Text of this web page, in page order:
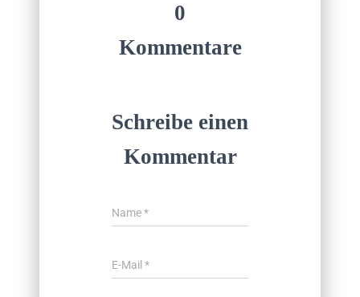
0
Kommentare
Schreibe einen
Kommentar
Name*
E-Mail *